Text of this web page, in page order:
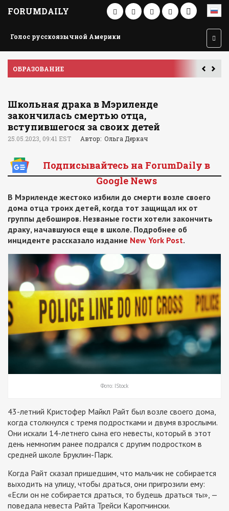
FORUMDAILY
Голос русскоязычной Америки
ПУТЕШЕСТВИЕ ПО АМЕРИКЕ
Школьная драка в Мэриленде
закончилась смертью отца,
вступившегося за своих детей
25.05.2023, 09:41 EST Автор: Ольга Деркач
Подписывайтесь на ForumDaily в
Google News
В Мэриленде жестоко избили до смерти возле своего
дома отца троих детей, когда тот защищал их от
группы дебоширов. Незваные гости хотели закончить
драку, начавшуюся еще в школе. Подробнее об
инциденте рассказало издание New York Post.
Фото: IStock
43-летний Кристофер Майкл Райт был возле своего дома,
когда столкнулся с тремя подростками и двумя взрослыми.
Они искали 14-летнего сына его невесты, который в этот
день немногим ранее подрался с другим подростком в
средней школе Бруклин-Парк.
Когда Райт сказал пришедшим, что мальчик не собирается
выходить на улицу, чтобы драться, они пригрозили ему:
«Если он не собирается драться, то будешь драться ты», —
поведала невеста Райта Трейси Каропчински.